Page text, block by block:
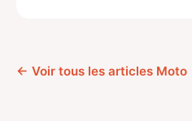
← Voir tous les articles Moto